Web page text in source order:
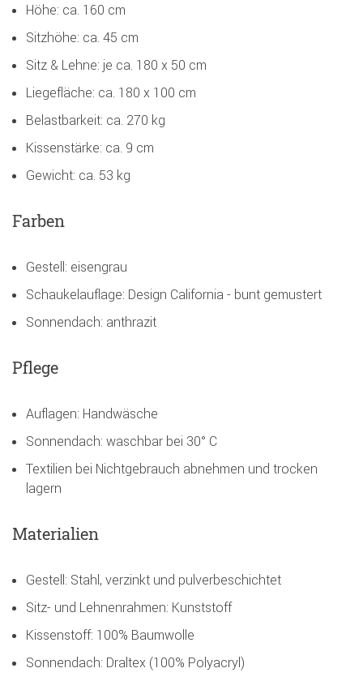
Höhe: ca. 160 cm
Sitzhöhe: ca. 45 cm
Sitz & Lehne: je ca. 180 x 50 cm
Liegefläche: ca. 180 x 100 cm
Belastbarkeit: ca. 270 kg
Kissenstärke: ca. 9 cm
Gewicht: ca. 53 kg
Farben
Gestell: eisengrau
Schaukelauflage: Design California - bunt gemustert
Sonnendach: anthrazit
Pflege
Auflagen: Handwäsche
Sonnendach: waschbar bei 30° C
Textilien bei Nichtgebrauch abnehmen und trocken
lagern
Materialien
Gestell: Stahl, verzinkt und pulverbeschichtet
Sitz- und Lehnenrahmen: Kunststoff
Kissenstoff: 100% Baumwolle
Sonnendach: Draltex (100% Polyacryl)